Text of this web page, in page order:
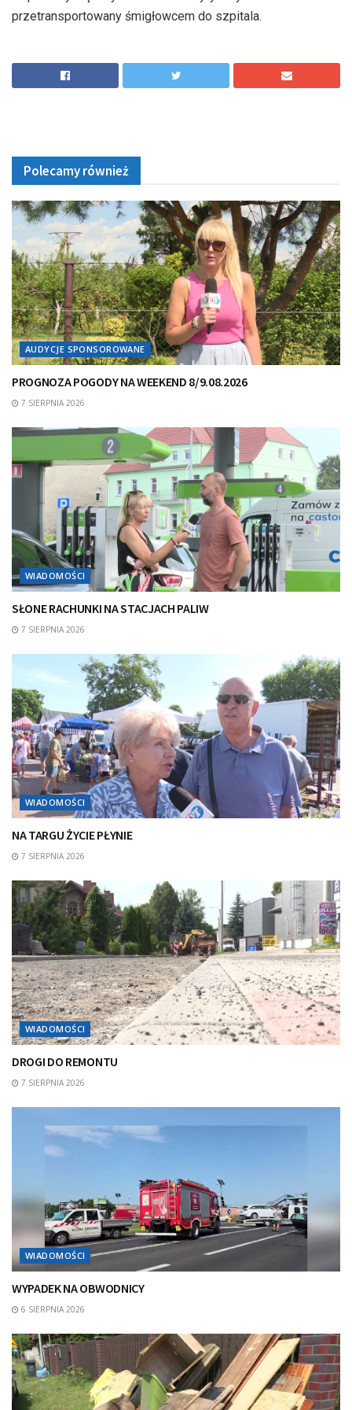
przetransportowany śmigłowcem do szpitala.
Polecamy również
AUDYCJE SPONSOROWANE
PROGNOZA POGODY NA WEEKEND 8/9.08.2026
7 SIERPNIA 2026
WIADOMOŚCI
SŁONE RACHUNKI NA STACJACH PALIW
7 SIERPNIA 2026
WIADOMOŚCI
NA TARGU ŻYCIE PŁYNIE
7 SIERPNIA 2026
WIADOMOŚCI
DROGI DO REMONTU
7 SIERPNIA 2026
WIADOMOŚCI
WYPADEK NA OBWODNICY
6 SIERPNIA 2026